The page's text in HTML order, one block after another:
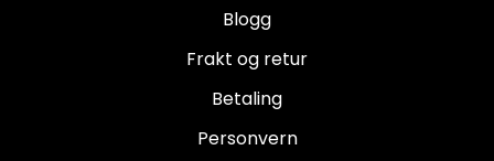
Blogg
Frakt og retur
Betaling
Personvern